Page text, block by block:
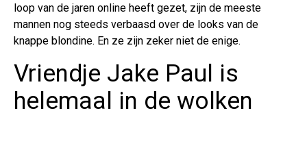
loop van de jaren online heeft gezet, zijn de meeste
mannen nog steeds verbaasd over de looks van de
knappe blondine. En ze zijn zeker niet de enige.
Vriendje Jake Paul is
helemaal in de wolken